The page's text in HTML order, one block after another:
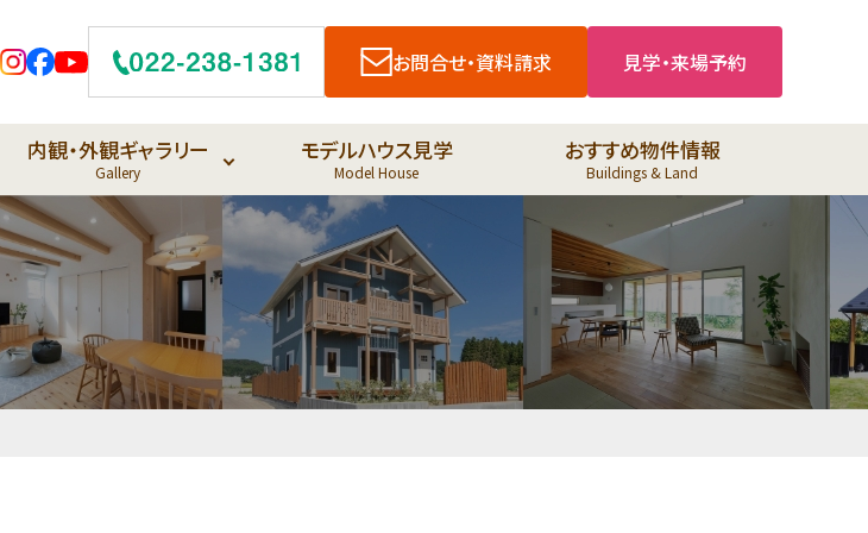
お問合せ・資料請求 見学・来場予約
内観・外観ギャラリー
Gallery
モデルハウス見学
Model House
おすすめ物件情報
Buildings & Land